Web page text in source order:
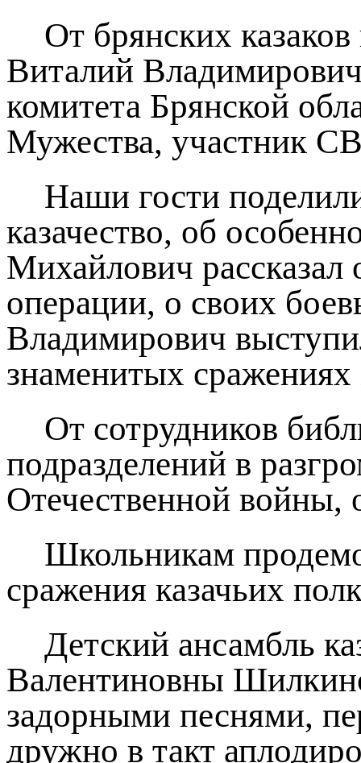
От брянских
Виталий
комитета Брянской
Мужества, участник
Наши гости
казачество, об
Михайлович рассказал
операции, о своих
Владимирович
знаменитых
От сотрудников
подразделений в
Отечественной войны,
Школьникам
сражения казачьих
Детский ансамбль
Валентиновны
задорными песнями,
дружно в такт